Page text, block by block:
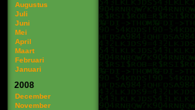
Augustus
Juli
Juni
Mei
April
Maart
Februari
Januari
2008
December
November